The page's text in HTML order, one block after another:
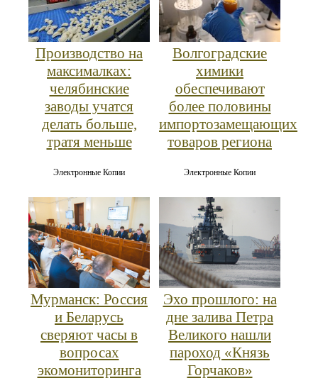
Производство на
максималках:
челябинские
заводы учатся
делать больше,
тратя меньше
Электронные Копии
Волгоградские
химики
обеспечивают
более половины
импортозамещающих
товаров региона
Электронные Копии
Мурманск: Россия
и Беларусь
сверяют часы в
вопросах
экомониторинга
Эхо прошлого: на
дне залива Петра
Великого нашли
пароход «Князь
Горчаков»